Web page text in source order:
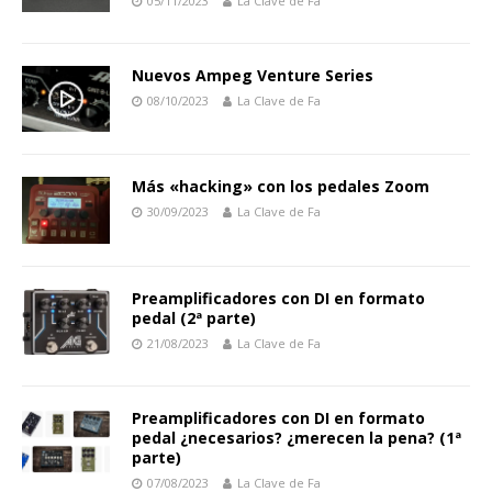
Nuevos Ampeg Venture Series
08/10/2023 La Clave de Fa
Más «hacking» con los pedales Zoom
30/09/2023 La Clave de Fa
Preamplificadores con DI en formato
pedal (2ª parte)
21/08/2023 La Clave de Fa
Preamplificadores con DI en formato
pedal ¿necesarios? ¿merecen la pena? (1ª
parte)
07/08/2023 La Clave de Fa